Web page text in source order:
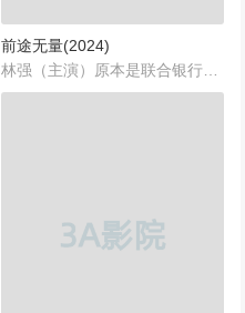
前途无量(2024)
林强（主演）原本是联合银行总行审计部的副主任，以严谨的态度和专业的素养著称。然而，当他拒绝在一笔存在明显风险的贷款文件上签字时，这一行为触怒了上级领导，导致他被下放到业绩垫底的龙源支行担任副行长。与此同时，与林强同期进入银行的好友郑帅也因为此事受到了牵连，一同被贬至龙源支行。...